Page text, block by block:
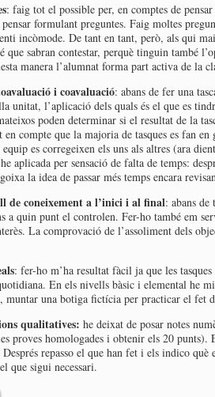
: faig tot el possible per, en comptes de
formulant preguntes. Faig moltes
incòmode. De tant en tant, però, als qui
que sabran contestar, perquè tinguin també
manera l’alumnat forma part activa de la
i coavaluació: abans de fer una
unitat, l’aplicació dels quals és el que es
poden determinar si el resultat de la
compte que la majoria de tasques es fan
es corregeixen els uns als altres (ara
aplicada per sensació de falta de temps:
la idea de passar més temps encara
de coneixement a l’inici i al final: abans
a quin punt el controlen. Fer-ho també em
La comprovació de l’assoliment dels
: fer-ho m’ha resultat fàcil ja que les
En els nivells bàsic i elemental he
muntar una botiga fictícia per practicar el fet
qualitatives: he deixat de posar notes
proves homologades i obtenir els 20 punts).
repasso el que han fet i els indico
que sigui necessari.